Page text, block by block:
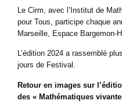
Le Cirm, avec l’Institut de
pour Tous, participe chaque
Marseille, Espace Bargemon-
L’édition 2024 a rassemblé
jours de Festival.
Retour en images sur
des « Mathématiques